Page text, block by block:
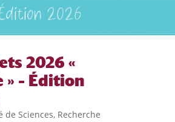
2026 «
» – Édition
de Sciences, Recherche